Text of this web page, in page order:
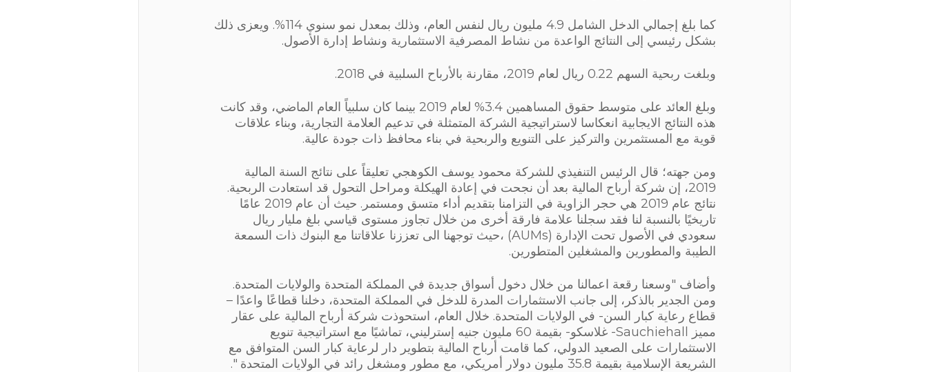
كما بلغ إجمالي الدخل الشامل 4.9 مليون ريال لنفس العام، وذلك بمعدل نمو سنوي 114%. ويعزى ذلك
بشكل رئيسي إلى النتائج الواعدة من نشاط المصرفية الاستثمارية ونشاط إدارة الأصول.
وبلغت ربحية السهم 0.22 ريال لعام 2019، مقارنة بالأرباح السلبية في 2018.
وبلغ العائد على متوسط حقوق المساهمين 3.4% لعام 2019 بينما كان سلبياً العام الماضي، وقد كانت
هذه النتائج الايجابية انعكاسا لاستراتيجية الشركة المتمثلة في تدعيم العلامة التجارية، وبناء علاقات
قوية مع المستثمرين والتركيز على التنويع والربحية في بناء محافظ ذات جودة عالية.
ومن جهته؛ قال الرئيس التنفيذي للشركة محمود يوسف الكوهجي تعليقاً على نتائج السنة المالية
2019، إن شركة أرباح المالية بعد أن نجحت في إعادة الهيكلة ومراحل التحول قد استعادت الربحية.
نتائج عام 2019 هي حجر الزاوية في التزامنا بتقديم أداء متسق ومستمر. حيث أن عام 2019 عامًا
تاريخيًا بالنسبة لنا فقد سجلنا علامة فارقة أخرى من خلال تجاوز مستوى قياسي بلغ مليار ريال
سعودي في الأصول تحت الإدارة (AUMs) ،حيث توجهنا الى تعززنا علاقاتنا مع البنوك ذات السمعة
الطيبة والمطورين والمشغلين المتطورين.
وأضاف "وسعنا رقعة اعمالنا من خلال دخول أسواق جديدة في المملكة المتحدة والولايات المتحدة.
ومن الجدير بالذكر، إلى جانب الاستثمارات المدرة للدخل في المملكة المتحدة، دخلنا قطاعًا واعدًا –
قطاع رعاية كبار السن- في الولايات المتحدة. خلال العام، استحوذت شركة أرباح المالية على عقار
مميز Sauchiehall- غلاسكو- بقيمة 60 مليون جنيه إسترليني، تماشيًا مع استراتيجية تنويع
الاستثمارات على الصعيد الدولي، كما قامت أرباح المالية بتطوير دار لرعاية كبار السن المتوافق مع
الشريعة الإسلامية بقيمة 35.8 مليون دولار أمريكي، مع مطور ومشغل رائد في الولايات المتحدة ".